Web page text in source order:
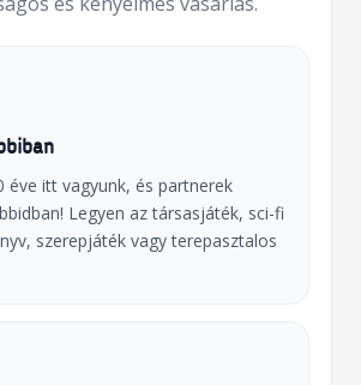
éve itt vagyunk, és partnerek
Legyen az társasjáték, sci-fi
szerepjáték vagy terepasztalos